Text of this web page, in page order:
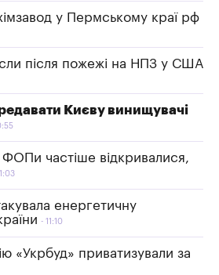
у Пермському краї рф
після пожежі на НПЗ у США
Києву винищувачі
ФОПи частіше відкривалися,
енергетичну
11:10
«Укрбуд» приватизували за